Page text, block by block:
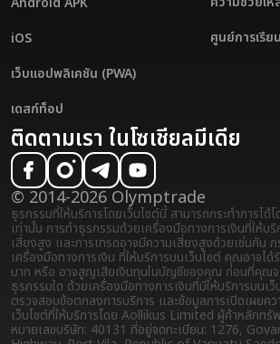
iOS
เว็บแอปพลิเคชัน (PWA)
เดสก์ท็อป
ศูนย์การเรีย
ติดตามเรา ในโซเชียลมีเดีย
© 2014-2026 Olymptrade
ธุรกรรมที่ให้บริการโดยเว็บไซต์นี้ สามารถกระทำการได้
เท่านั้น การทำธุรกรรมด้วยเครื่องมือทางการเงินที่ให้บ
เสี่ยงสูง และการเทรดอาจมีความเสี่ยงสูงด้วยเช่นกั
เครื่องมือทางการเงิน ที่ให้บริการบนเว็บไซต์ คุณอาจได้
มาก หรือ อาจสูญเสียเงินทุนในบัญชีของคุณ ก่อนที่คุณจ
ธุรกรรมใด ด้วยเครื่องมือทางการเงินที่มีให้บริการบนเ
ตรวจสอบข้อตกลงการบริการ และข้อมูลการเปิดเผยคว
เว็บไซต์ที่ให้บริการโดย Aollikus Limited ผู้ค้าหลักท
หมายเลขบริษัท: 40131 ที่อยู่จดทะเบียน: 1276,